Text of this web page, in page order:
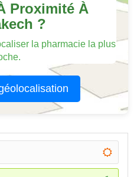
Proximité À
?
la pharmacie la plus